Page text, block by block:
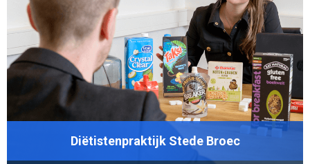
Diëtistenpraktijk Stede Broec